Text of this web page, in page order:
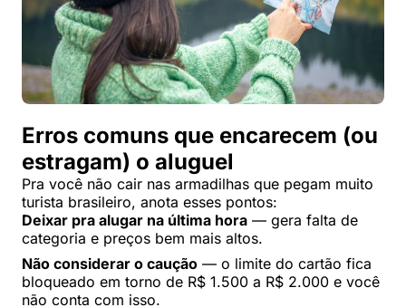
Erros comuns que encarecem (ou
estragam) o aluguel
Pra você não cair nas armadilhas que pegam muito
turista brasileiro, anota esses pontos:
Deixar pra alugar na última hora — gera falta de
categoria e preços bem mais altos.
Não considerar o caução — o limite do cartão fica
bloqueado em torno de R$ 1.500 a R$ 2.000 e você
não conta com isso.